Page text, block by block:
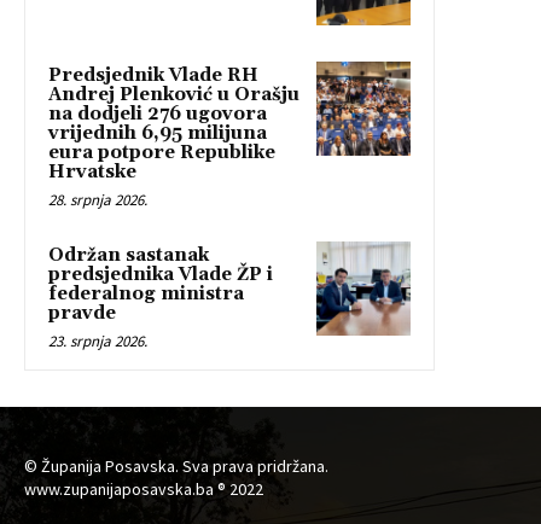
Predsjednik Vlade RH
Andrej Plenković u Orašju
na dodjeli 276 ugovora
vrijednih 6,95 milijuna
eura potpore Republike
Hrvatske
28. srpnja 2026.
Održan sastanak
predsjednika Vlade ŽP i
federalnog ministra
pravde
23. srpnja 2026.
© Županija Posavska. Sva prava pridržana.
www.zupanijaposavska.ba ® 2022